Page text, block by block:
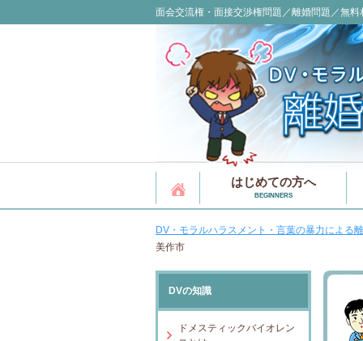
面会交流権・面接交渉権問題／離婚問題／無
はじめての方へ
BEGINNERS
DV・モラルハラスメント・言葉の暴力による
美作市
DVの知識
ドメスティックバイオレン